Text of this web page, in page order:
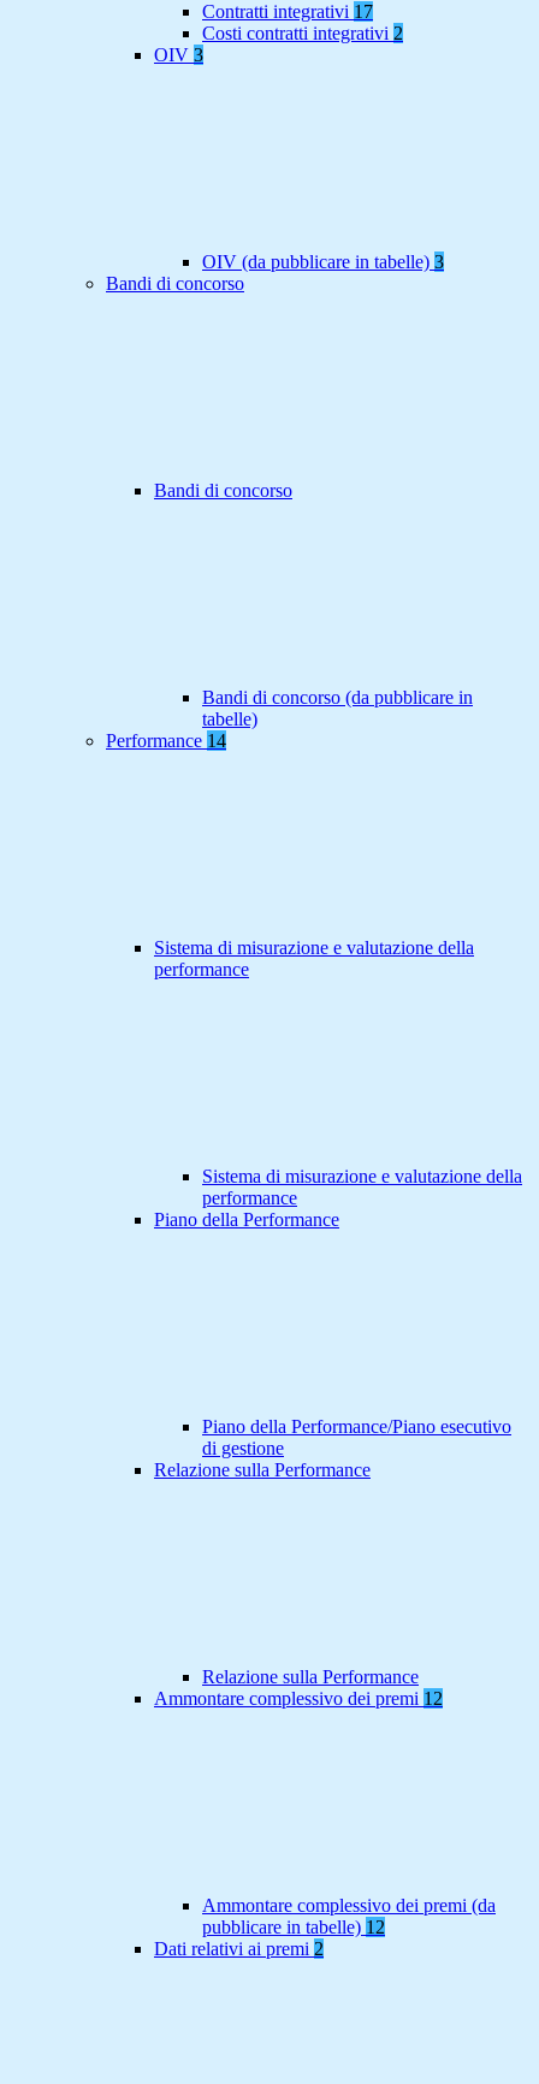
Contratti integrativi 17
Costi contratti integrativi 2
OIV 3
OIV (da pubblicare in tabelle) 3
Bandi di concorso
Bandi di concorso
Bandi di concorso (da pubblicare in
tabelle)
Performance 14
Sistema di misurazione e valutazione della
performance
Sistema di misurazione e valutazione della
performance
Piano della Performance
Piano della Performance/Piano esecutivo
di gestione
Relazione sulla Performance
Relazione sulla Performance
Ammontare complessivo dei premi 12
Ammontare complessivo dei premi (da
pubblicare in tabelle) 12
Dati relativi ai premi 2